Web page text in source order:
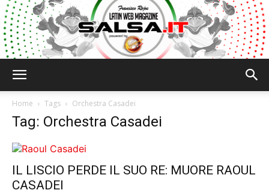
Home Tags Orchestra Casadei
Tag: Orchestra Casadei
IL LISCIO PERDE IL SUO RE: MUORE RAOUL
CASADEI